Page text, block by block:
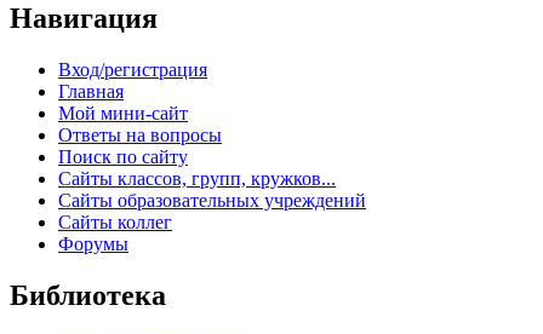
Навигация
Вход/регистрация
Главная
Мой мини-сайт
Ответы на вопросы
Поиск по сайту
Сайты классов, групп, кружков...
Сайты образовательных учреждений
Сайты коллег
Форумы
Библиотека